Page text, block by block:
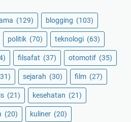
(129) blogging (103)
politik (70) teknologi (63)
filsafat (37) otomotif (35)
sejarah (30) film (27)
(21) kesehatan (21)
(20) kuliner (20)